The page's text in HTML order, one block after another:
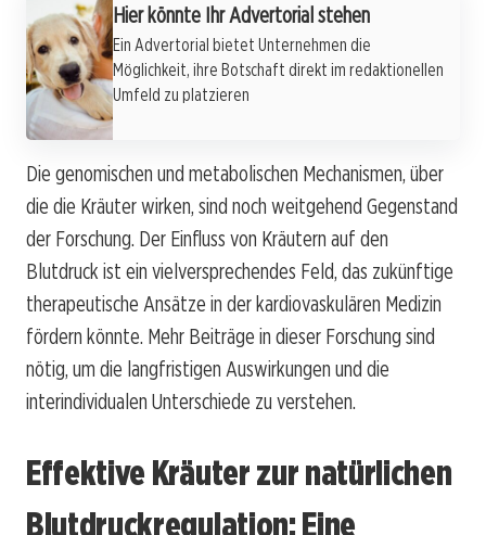
Hier könnte Ihr Advertorial stehen
Ein Advertorial bietet Unternehmen die
Möglichkeit, ihre Botschaft direkt im redaktionellen
Umfeld zu platzieren
Die genomischen und metabolischen Mechanismen, über
die die Kräuter wirken, sind noch weitgehend Gegenstand
der Forschung. Der Einfluss von Kräutern auf den
Blutdruck ist ein vielversprechendes Feld, das zukünftige
therapeutische Ansätze in der kardiovaskulären Medizin
fördern könnte. Mehr Beiträge in dieser Forschung sind
nötig, um die langfristigen Auswirkungen und die
interindividualen Unterschiede zu verstehen.
Effektive Kräuter zur natürlichen
Blutdruckregulation: Eine